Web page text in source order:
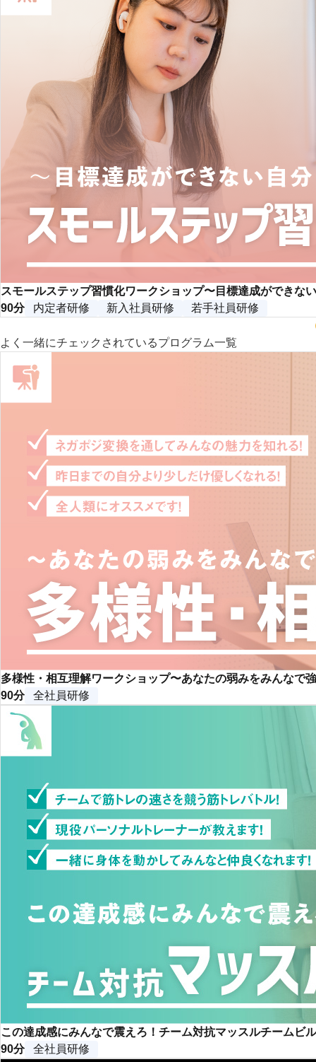
スモールステップ習慣化ワークショップ〜目標達成ができな
90分
内定者研修 新入社員研修
若手社員研修
よく一緒にチェックされているプログラム一覧
多様性・相互理解ワークショップ〜あなたの弱みをみんなで
90分
全社員研修
この達成感にみんなで震えろ！チーム対抗マッスルチームビ
90分
全社員研修